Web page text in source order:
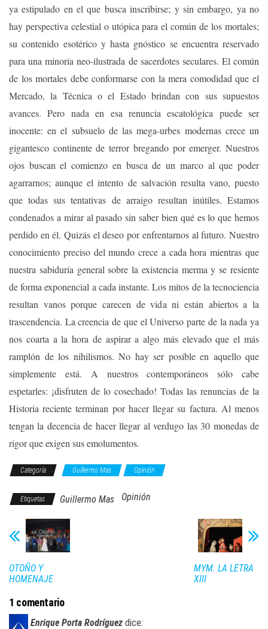
ya estipulado en el que busca inscribirse; y sin embargo, ya no
hay perspectiva celestial o utópica para el común de los mortales;
su contenido esotérico y hasta gnóstico se encuentra reservado
para una minoría neo-ilustrada de sacerdotes seculares. El común
de los mortales debe conformarse con la mera comodidad que el
Mercado, la Técnica o el Estado brindan con sus supuestos
avances. Pero nada en esa renuncia escatológica puede ser
inocente: en el subsuelo de las mega-urbes modernas crece un
gigantesco continente de terror bregando por emerger. Nuestros
ojos buscan el comienzo en busca de un marco al que poder
agarrarnos; aunque el intento de salvación resulta vano, puesto
que todas sus tentativas de arraigo resultan inútiles. Estamos
condenados a mirar al pasado sin saber bien qué es lo que hemos
perdido en él. Quizás el deseo por enfrentarnos al futuro. Nuestro
conocimiento preciso del mundo crece a cada hora mientras que
nuestra sabiduría general sobre la existencia merma y se resiente
de forma exponencial a cada instante. Los mitos de la tecnociencia
resultan vanos porque carecen de vida ni están abiertos a la
trascendencia. La creencia de que el Universo parte de la nada ya
nos coarta a la hora de aspirar a algo más elevado que el más
ramplón de los nihilismos. No hay ser posible en aquello que
simplemente está. A nuestros contemporáneos sólo cabe
espetarles: ¡disfruten de lo cosechado! Todas las renuncias de la
Historia reciente terminan por hacer llegar su factura. Al menos
tengan la decencia de hacer llegar al verdugo las 30 monedas de
rigor que exigen sus emolumentos.
Categoría Guillermo Mas Opinión
Etiquetas Guillermo Mas Opinión
OTOÑO Y
HOMENAJE
MYM: LA LETRA
XIII
1 comentario
Enrique Porta Rodríguez dice: